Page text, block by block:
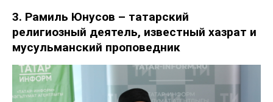
3. Рамиль Юнусов – татарский
религиозный деятель, известный хазрат и
мусульманский проповедник